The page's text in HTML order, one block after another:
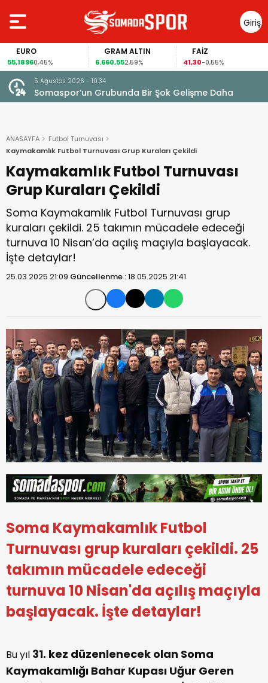
Giriş
Yap
0,45%
GRAM ALTIN
6.660,55 2,59%
FAİZ
-0,55%
5 Ağustos 2026 - 10:34
Somaspor’un Grubunda Bir Şok Gelişme Daha
ANASAYFA
Futbol Turnuvası
Kaymakamlık Futbol Turnuvası Grup Kuraları Çekildi
Kaymakamlık Futbol Turnuvası
Grup Kuraları Çekildi
Soma Kaymakamlık Futbol Turnuvası grup
kuraları çekildi. 25 takımın mücadele edeceği
turnuva 10 Nisan’da açılış maçıyla başlayacak.
İşte detaylar!
25.03.2025 21:09 Güncellenme :18.05.2025 21:41
Soma Kaymakamlık Futbol
Turnuvası grup kuraları çekildi. 25
takımın mücadele edeceği
turnuva 10 Nisan'da açılış maçıyla
başlayacak. İşte detaylar!
Bu yıl 31. kez düzenlenecek olan Soma
Kaymakamlığı Bahar Kupası Uğur Geren